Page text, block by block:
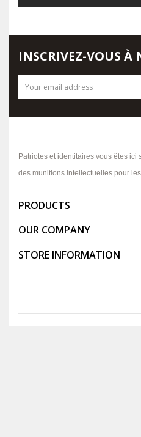
Patriotes et identitaires vous êtes
des munitions intellectuelles pour
PRODUCTS
OUR COMPANY
STORE INFORMATION